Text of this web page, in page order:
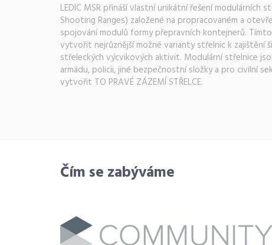
LEDIC MSR přináší vlastní unikátní řešení modulárních
Shooting Ranges) založené na propracovaném a
spojování modulů formy přepravních kontejnerů.
vytvořit nejrůznější možné varianty střelnic k zajištění
střeleckých výcvikových aktivit. Modulární střelnice
armádu, policii, jiné bezpečnostní složky a pro civilní
vytvořit TO PRAVÉ ZÁZEMÍ STŘELCE.
Čím se zabýváme